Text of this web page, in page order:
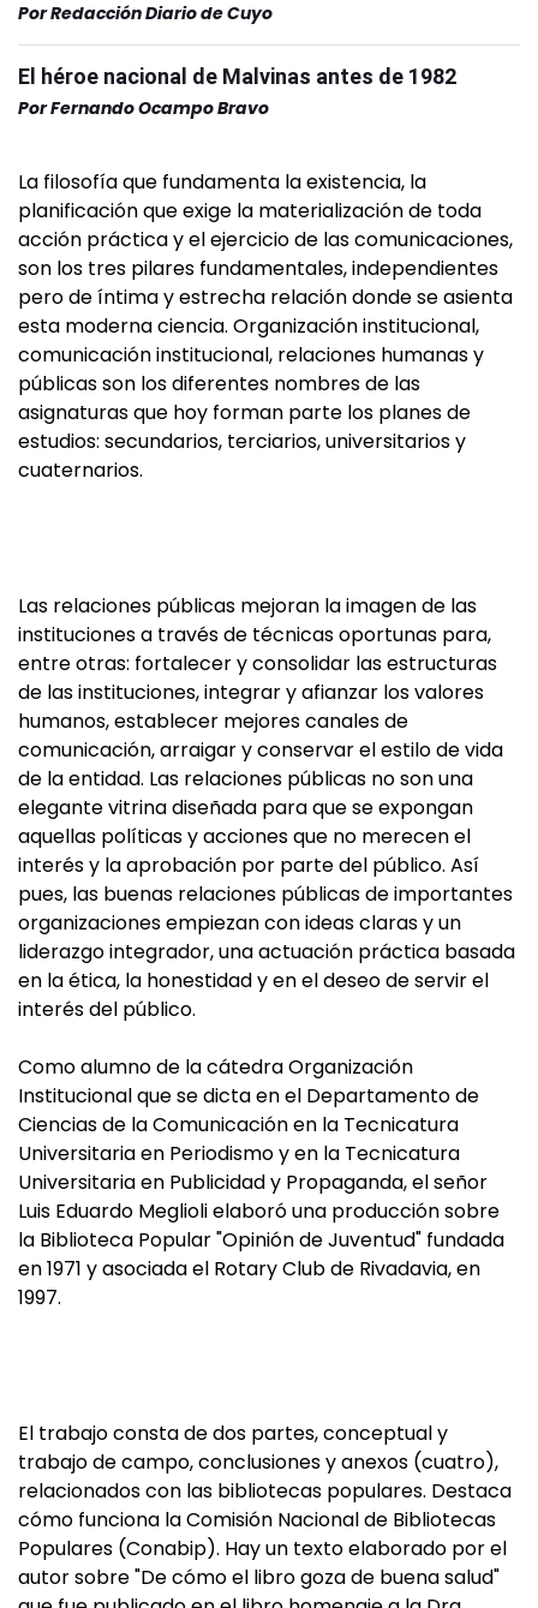
PorRedacción Diario de Cuyo
El héroe nacional de Malvinas antes de 1982
PorFernando Ocampo Bravo
La filosofía que fundamenta la existencia, la
planificación que exige la materialización de toda
acción práctica y el ejercicio de las comunicaciones,
son los tres pilares fundamentales, independientes
pero de íntima y estrecha relación donde se asienta
esta moderna ciencia. Organización institucional,
comunicación institucional, relaciones humanas y
públicas son los diferentes nombres de las
asignaturas que hoy forman parte los planes de
estudios: secundarios, terciarios, universitarios y
cuaternarios.
Las relaciones públicas mejoran la imagen de las
instituciones a través de técnicas oportunas para,
entre otras: fortalecer y consolidar las estructuras
de las instituciones, integrar y afianzar los valores
humanos, establecer mejores canales de
comunicación, arraigar y conservar el estilo de vida
de la entidad. Las relaciones públicas no son una
elegante vitrina diseñada para que se expongan
aquellas políticas y acciones que no merecen el
interés y la aprobación por parte del público. Así
pues, las buenas relaciones públicas de importantes
organizaciones empiezan con ideas claras y un
liderazgo integrador, una actuación práctica basada
en la ética, la honestidad y en el deseo de servir el
interés del público.
Como alumno de la cátedra Organización
Institucional que se dicta en el Departamento de
Ciencias de la Comunicación en la Tecnicatura
Universitaria en Periodismo y en la Tecnicatura
Universitaria en Publicidad y Propaganda, el señor
Luis Eduardo Meglioli elaboró una producción sobre
la Biblioteca Popular "Opinión de Juventud" fundada
en 1971 y asociada el Rotary Club de Rivadavia, en
1997.
El trabajo consta de dos partes, conceptual y
trabajo de campo, conclusiones y anexos (cuatro),
relacionados con las bibliotecas populares. Destaca
cómo funciona la Comisión Nacional de Bibliotecas
Populares (Conabip). Hay un texto elaborado por el
autor sobre "De cómo el libro goza de buena salud"